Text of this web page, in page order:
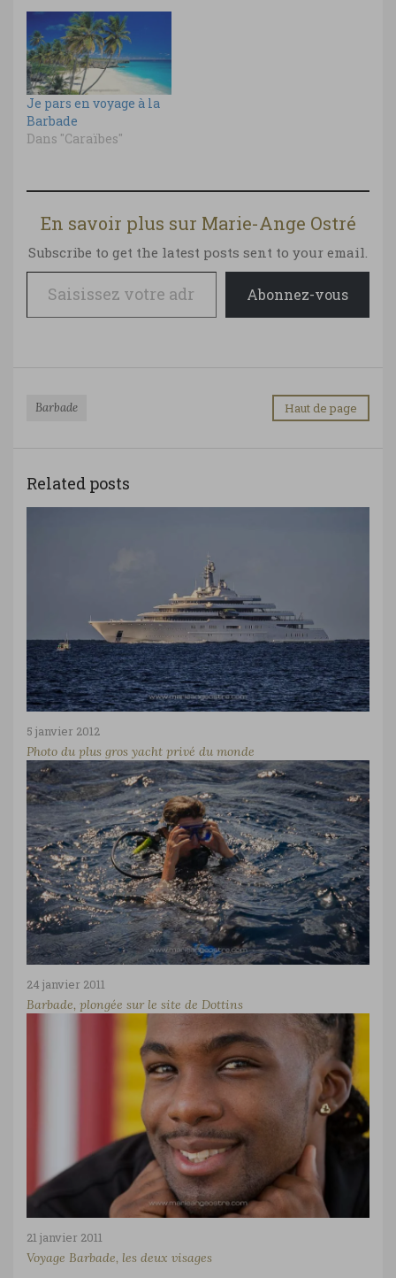
Je pars en voyage à la
Barbade
Dans "Caraïbes"
En savoir plus sur Marie-Ange Ostré
Subscribe to get the latest posts sent to your email.
Saisissez votre adresse e-mail…
Abonnez-vous
Barbade Haut de page
Related posts
5 janvier 2012
Photo du plus gros yacht privé du monde
24 janvier 2011
Barbade, plongée sur le site de Dottins
21 janvier 2011
Voyage Barbade, les deux visages